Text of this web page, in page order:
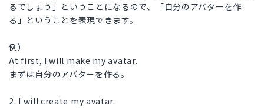
るでしょう」ということになるので、「自分のアバターを作
る」ということを表現できます。
例）
At first, I will make my avatar.
まずは自分のアバターを作る。
2. I will create my avatar.